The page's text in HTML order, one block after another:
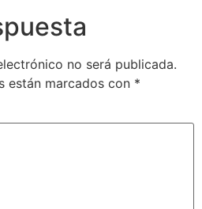
no será publicada.
están marcados con *